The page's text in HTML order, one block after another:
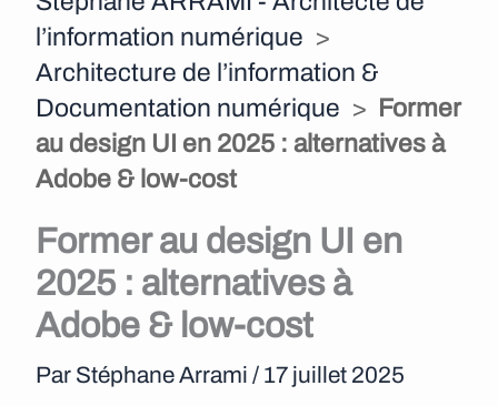
l’information numérique >
Architecture de l’information &
Documentation numérique >
Former
au design UI en 2025 : alternatives à
Adobe & low-cost
Former au design UI en
2025 : alternatives à
Adobe & low-cost
Par Stéphane Arrami / 17 juillet 2025